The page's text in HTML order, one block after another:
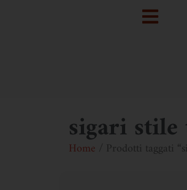
sigari stile
Home / Prodotti taggati